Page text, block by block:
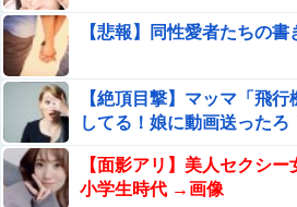
【悲報】同性愛者たちの
【絶頂目撃】マッマ「飛
してる！娘に動画送ったろ
【面影アリ】美人セクシー
小学生時代 →画像